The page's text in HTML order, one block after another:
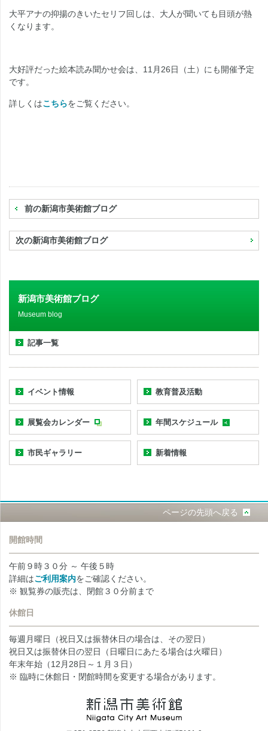
大平アナの抑揚のきいたセリフ回しは、大人が聞いても目頭が熱
くなります。
大好評だった絵本読み聞かせ会は、11月26日（土）にも開催予定
です。
詳しくはこちらをご覧ください。
前の新潟市美術館ブログ
次の新潟市美術館ブログ
新潟市美術館ブログ
Museum blog
記事一覧
イベント情報 教育普及活動
展覧会カレンダー 年間スケジュール
市民ギャラリー 新着情報
ページの先頭へ戻る
開館時間
午前９時３０分 ～ 午後５時
詳細はご利用案内をご確認ください。
※ 観覧券の販売は、閉館３０分前まで
休館日
毎週月曜日（祝日又は振替休日の場合は、その翌日）
祝日又は振替休日の翌日（日曜日にあたる場合は火曜日）
年末年始（12月28日～１月３日）
※ 臨時に休館日・閉館時間を変更する場合があります。